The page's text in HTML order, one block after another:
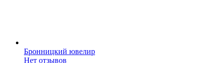
Бронницкий ювелир
Нет отзывов